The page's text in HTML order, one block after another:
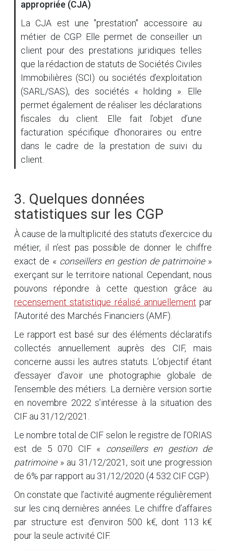
appropriée (CJA)
La CJA est une "prestation" accessoire au
métier de CGP. Elle permet de conseiller un
client pour des prestations juridiques telles
que la rédaction de statuts de Sociétés Civiles
Immobilières (SCI) ou sociétés d’exploitation
(SARL/SAS), des sociétés « holding ». Elle
permet également de réaliser les déclarations
fiscales du client. Elle fait l’objet d’une
facturation spécifique d’honoraires ou entre
dans le cadre de la prestation de suivi du
client.
3. Quelques données
statistiques sur les CGP
À cause de la multiplicité des statuts d’exercice du
métier, il n’est pas possible de donner le chiffre
exact de « conseillers en gestion de patrimoine»
exerçant sur le territoire national. Cependant, nous
pouvons répondre à cette question grâce au
recensement statistique réalisé annuellement par
l’Autorité des Marchés Financiers (AMF).
Le rapport est basé sur des éléments déclaratifs
collectés annuellement auprès des CIF, mais
concerne aussi les autres statuts. L’objectif étant
d’essayer d’avoir une photographie globale de
l’ensemble des métiers. La dernière version sortie
en novembre 2022 s’intéresse à la situation des
CIF au 31/12/2021.
Le nombre total de CIF selon le registre de l’ORIAS
est de 5 070 CIF « conseillers en gestion de
patrimoine» au 31/12/2021, soit une progression
de 6% par rapport au 31/12/2020 (4 532 CIF CGP).
On constate que l’activité augmente régulièrement
sur les cinq dernières années. Le chiffre d’affaires
par structure est d’environ 500 k€, dont 113 k€
pour la seule activité CIF.